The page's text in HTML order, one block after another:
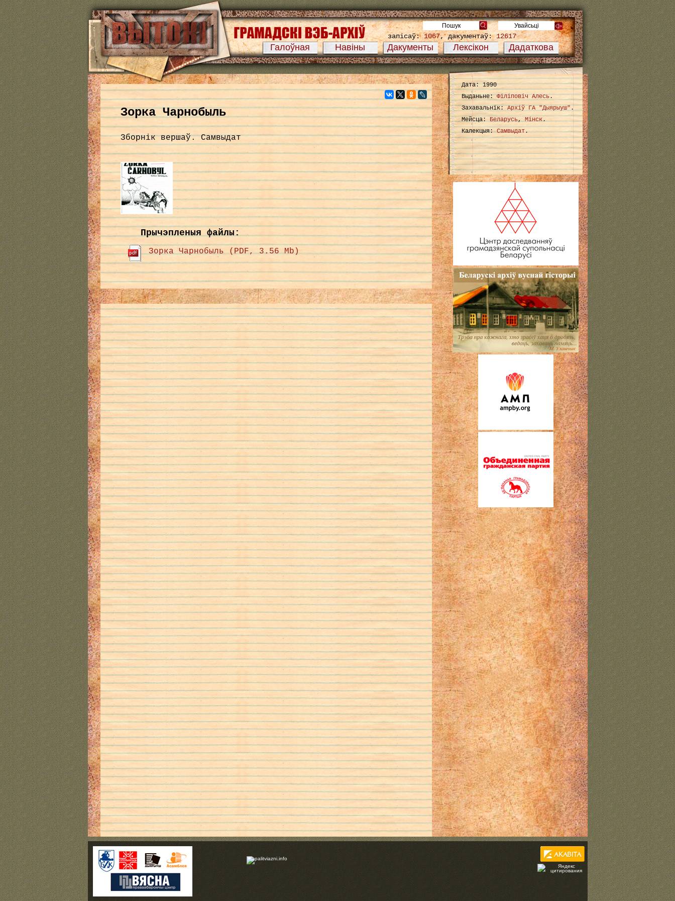
Галоўная Навіны Дакументы Лексікон Дадаткова
запісаў:1067, дакументаў:12617
Зорка Чарнобыль
Зборнік вершаў. Самвыдат
Прычэпленыя файлы:
Зорка Чарнобыль (PDF, 3.56 Mb)
Дата: 1990
Выданьне:Філіповіч Алесь.
Захавальнік: Архіў ГА "Дыярыуш".
Мейсца:Беларусь,Мінск.
Калекцыя:Самвыдат.